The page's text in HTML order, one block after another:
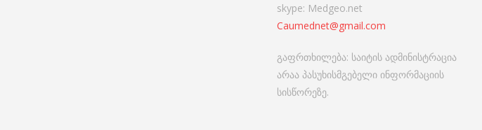
skype: Medgeo.net
Caumednet@gmail.com
გაფრთხილება: საიტის ადმინისტრაცია
არაა პასუხისმგებელი ინფორმაციის
სისწორეზე.